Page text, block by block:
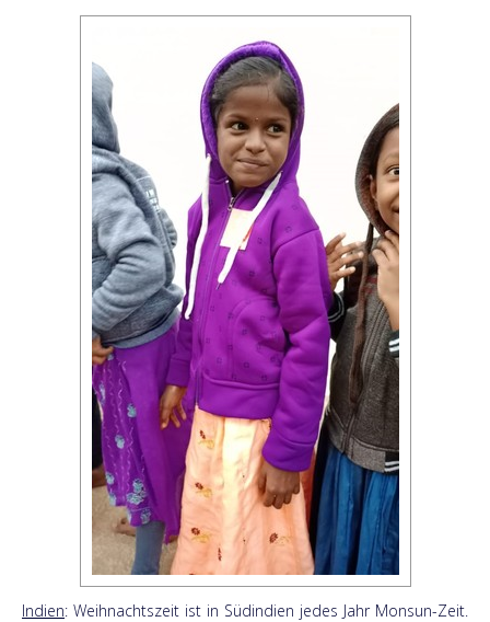
Indien: Weihnachtszeit ist in Südindien jedes Jahr Monsun-Zeit.